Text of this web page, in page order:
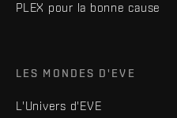
PLEX pour la bonne cause
LES MONDES D'EVE
L'Univers d'EVE